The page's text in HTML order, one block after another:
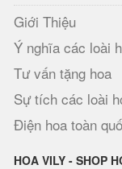
Giới Thiệu
Ý nghĩa các loài
Tư vấn tặng hoa
Sự tích các loài
Điện hoa toàn
HOA VILY - SHOP